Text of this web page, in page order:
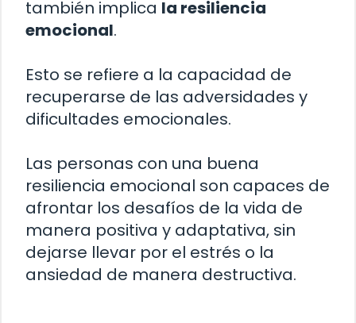
también implica la resiliencia
emocional.
Esto se refiere a la capacidad de
recuperarse de las adversidades y
dificultades emocionales.
Las personas con una buena
resiliencia emocional son capaces de
afrontar los desafíos de la vida de
manera positiva y adaptativa, sin
dejarse llevar por el estrés o la
ansiedad de manera destructiva.